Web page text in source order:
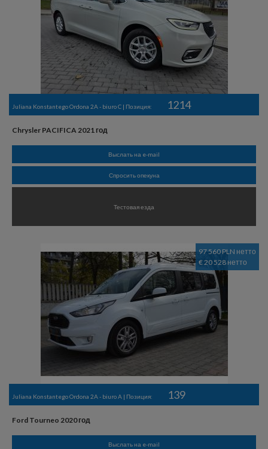
Juliana Konstantego Ordona 2A - biuro C | Позиция: 1214
Chrysler PACIFICA 2021 год
Выслать на e-mail
Спросить опекуна
Тестовая езда
97 560 PLN нетто
€ 20 528 нетто
Juliana Konstantego Ordona 2A - biuro A | Позиция: 139
Ford Tourneo 2020 год
Выслать на e-mail